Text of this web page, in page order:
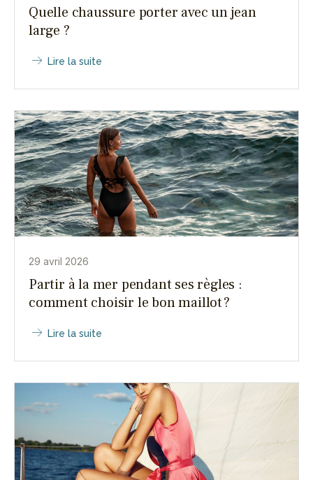
Quelle chaussure porter avec un jean
large ?
Lire la suite
29 avril 2026
Partir à la mer pendant ses règles :
comment choisir le bon maillot ?
Lire la suite